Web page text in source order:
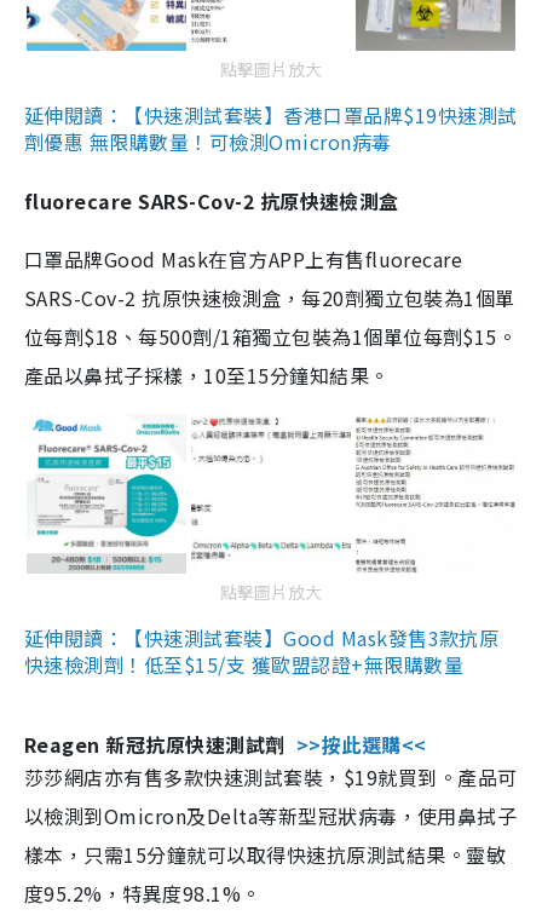
點擊圖片放大
延伸閱讀：【快速測試套裝】香港口罩品牌$19快速測試
劑優惠 無限購數量！可檢測Omicron病毒
fluorecare SARS-Cov-2 抗原快速檢測盒
口罩品牌Good Mask在官方APP上有售fluorecare
SARS-Cov-2 抗原快速檢測盒，每20劑獨立包裝為1個單
位每劑$18、每500劑/1箱獨立包裝為1個單位每劑$15。
產品以鼻拭子採樣，10至15分鐘知結果。
點擊圖片放大
延伸閱讀：【快速測試套裝】Good Mask發售3款抗原
快速檢測劑！低至$15/支 獲歐盟認證+無限購數量
Reagen 新冠抗原快速測試劑 >>按此選購<<
莎莎網店亦有售多款快速測試套裝，$19就買到。產品可
以檢測到Omicron及Delta等新型冠狀病毒，使用鼻拭子
樣本，只需15分鐘就可以取得快速抗原測試結果。靈敏
度95.2%，特異度98.1%。